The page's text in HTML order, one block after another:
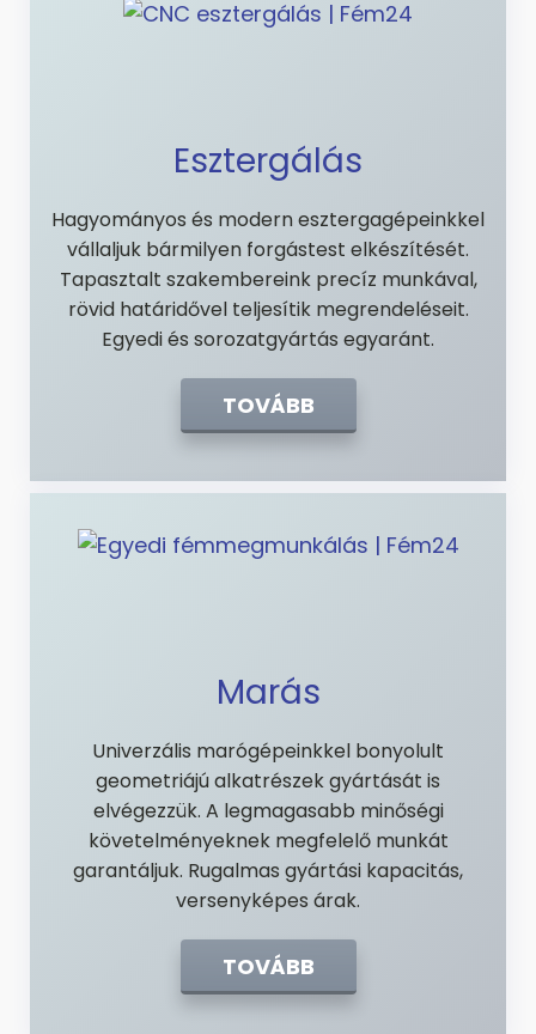
Esztergálás
Hagyományos és modern esztergagépeinkkel
vállaljuk bármilyen forgástest elkészítését.
Tapasztalt szakembereink precíz munkával,
rövid határidővel teljesítik megrendeléseit.
Egyedi és sorozatgyártás egyaránt.
TOVÁBB
Marás
Univerzális marógépeinkkel bonyolult
geometriájú alkatrészek gyártását is
elvégezzük. A legmagasabb minőségi
követelményeknek megfelelő munkát
garantáljuk. Rugalmas gyártási kapacitás,
versenyképes árak.
TOVÁBB